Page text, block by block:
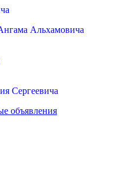
Альхамовича
Сергеевича
объявления